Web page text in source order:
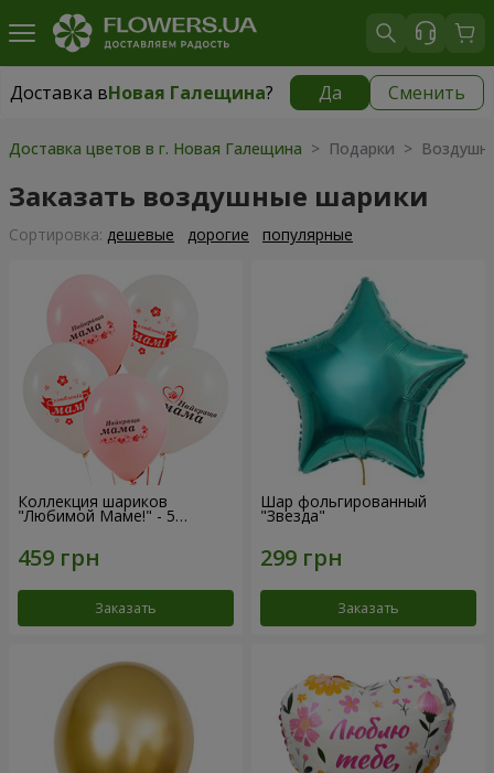
Доставка вНовая Галещина? Да Сменить
Доставка вНовая Галещина|бесплатно
Доставка цветов в г. Новая Галещина > Подарки >
Заказать воздушные шарики
Cортировка: дешевые дорогие популярные
Коллекция шариков
"Любимой Маме!" - 5
Заказать
Шар фольгированный
"Звезда"
Заказать